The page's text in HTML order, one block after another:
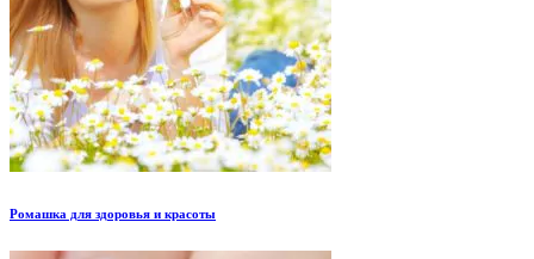
Ромашка для здоровья и красоты